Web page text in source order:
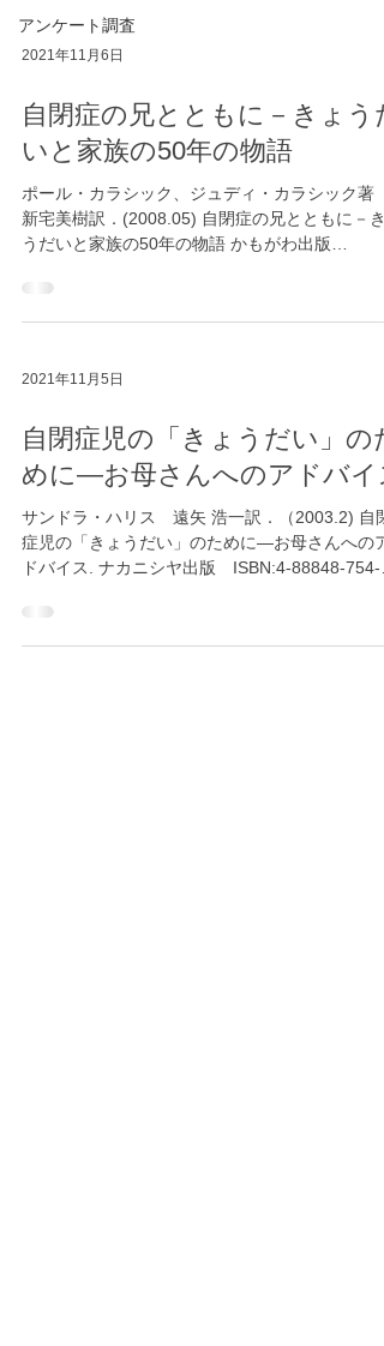
アンケート調査
2021年11月6日
自閉症の兄とともに－きょう
いと家族の50年の物語
ポール・カラシック、ジュディ・カラシック著
新宅美樹訳．(2008.05) 自閉症の兄とともに－き
うだいと家族の50年の物語 かもがわ出版
978-4780301564...
2021年11月5日
自閉症児の「きょうだい」の
めに―お母さんへのアドバイ
サンドラ・ハリス 遠矢 浩一訳．（2003.2) 自閉
症児の「きょうだい」のために―お母さんへのア
ドバイス. ナカニシヤ出版 ISBN:4-88848-754-5
象をお母さんに限っていません。